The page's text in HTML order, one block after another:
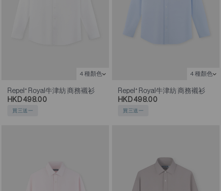
4 種顏色
Repel⁺ Royal牛津紡 商務襯衫
HKD 498.00
買三送一
4 種顏色
Repel⁺ Royal牛津紡 商務襯衫
HKD 498.00
買三送一